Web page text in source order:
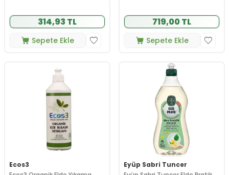
314,93 TL
Sepete Ekle
719,00 TL
Sepete Ekle
Ecos3
Eyüp Sabri Tuncer